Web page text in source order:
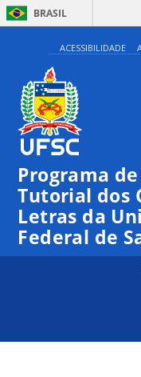
BRASIL
ACESSIBILIDADE
Programa
Tutorial dos
Letras da
Federal de